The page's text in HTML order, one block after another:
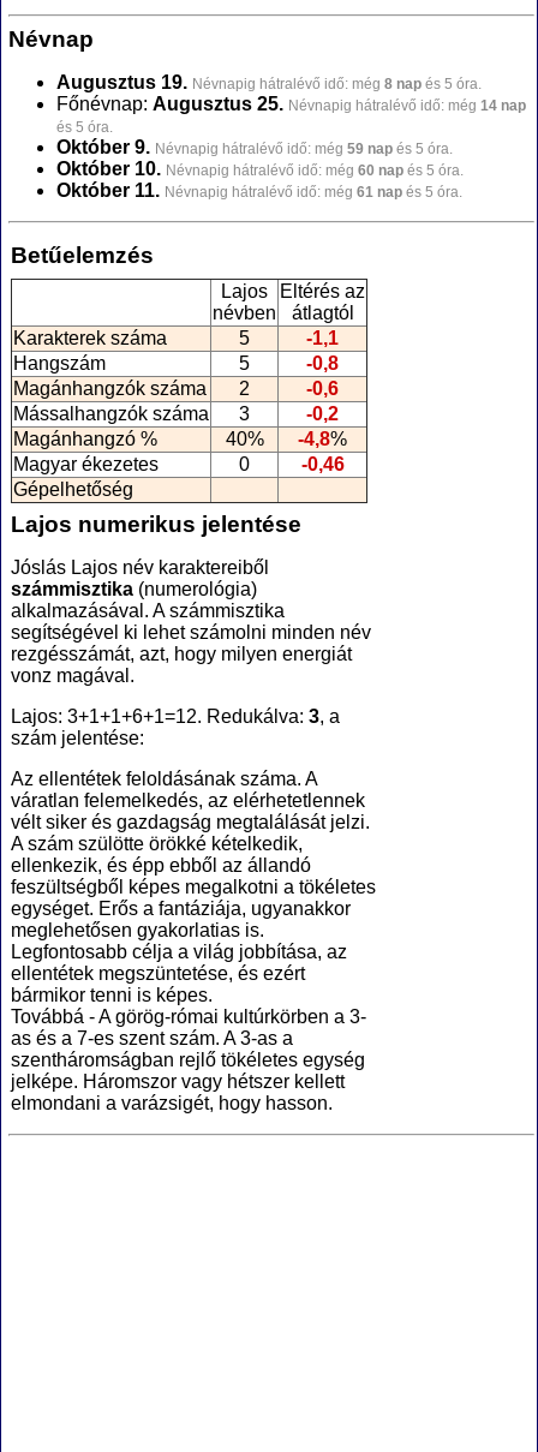
Névnap
Augusztus 19. Névnapig hátralévő idő: még 8 nap és 5 óra.
Főnévnap: Augusztus 25. Névnapig hátralévő idő: még 14 nap
és 5 óra.
Október 9. Névnapig hátralévő idő: még 59 nap és 5 óra.
Október 10. Névnapig hátralévő idő: még 60 nap és 5 óra.
Október 11. Névnapig hátralévő idő: még 61 nap és 5 óra.
Betűelemzés
Lajos
névben
Eltérés az
átlagtól
Karakterek száma
5
-1,1
Hangszám
5
-0,8
Magánhangzók száma
2
-0,6
Mássalhangzók száma
3
-0,2
Magánhangzó %
40% -4,8%
Magyar ékezetes
0
-0,46
Gépelhetőség
Lajos numerikus jelentése
Jóslás Lajos név karaktereiből
számmisztika (numerológia)
alkalmazásával. A számmisztika
segítségével ki lehet számolni minden név
rezgésszámát, azt, hogy milyen energiát
vonz magával.
Lajos: 3+1+1+6+1=12. Redukálva: 3, a
szám jelentése:
Az ellentétek feloldásának száma. A
váratlan felemelkedés, az elérhetetlennek
vélt siker és gazdagság megtalálását jelzi.
A szám szülötte örökké kételkedik,
ellenkezik, és épp ebből az állandó
feszültségből képes megalkotni a tökéletes
egységet. Erős a fantáziája, ugyanakkor
meglehetősen gyakorlatias is.
Legfontosabb célja a világ jobbítása, az
ellentétek megszüntetése, és ezért
bármikor tenni is képes.
Továbbá - A görög-római kultúrkörben a 3-
as és a 7-es szent szám. A 3-as a
szentháromságban rejlő tökéletes egység
jelképe. Háromszor vagy hétszer kellett
elmondani a varázsigét, hogy hasson.